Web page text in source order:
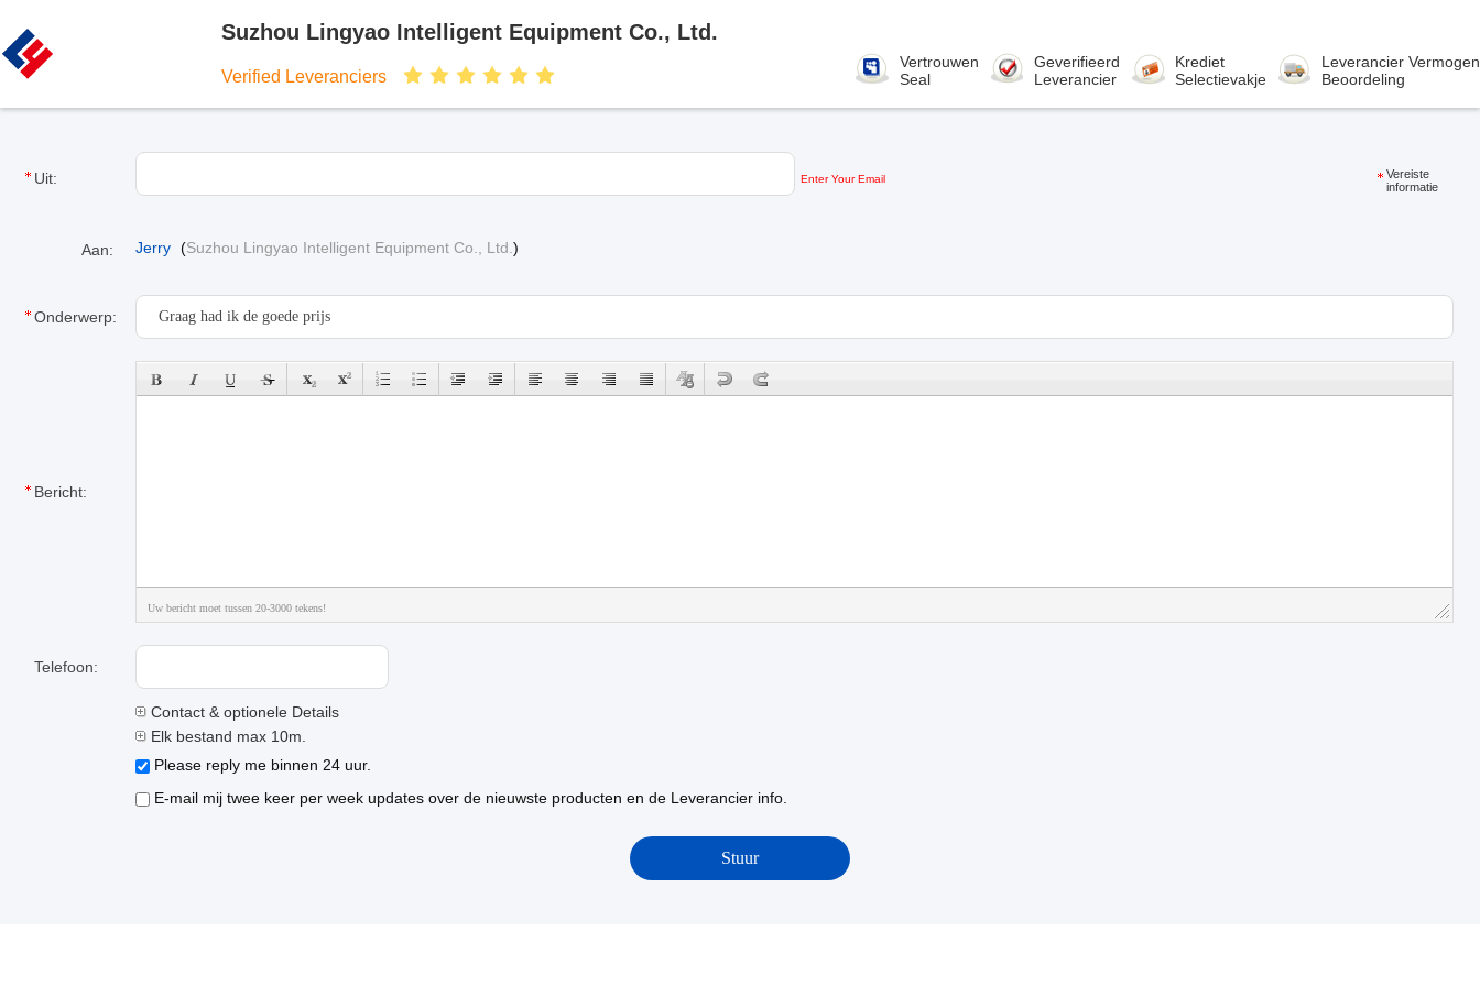
Suzhou Lingyao Intelligent Equipment Co., Ltd.
Verified Leveranciers
Vertrouwen
Seal
Geverifieerd
Leverancier
Krediet
Selectievakje
Leverancier Vermogen
Beoordeling
Uit: Enter Your Email
Vereiste
informatie
Aan: Jerry (Suzhou Lingyao Intelligent Equipment Co., Ltd.)
Onderwerp:
Bericht:
Uw bericht moet tussen 20-3000 tekens!
Telefoon:
Contact & optionele Details
Elk bestand max 10m.
Please reply me binnen 24 uur.
E-mail mij twee keer per week updates over de nieuwste producten en de Leverancier info.